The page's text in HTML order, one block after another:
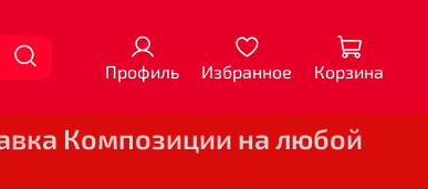
Профиль Избранное Корзина
Композиции на любой